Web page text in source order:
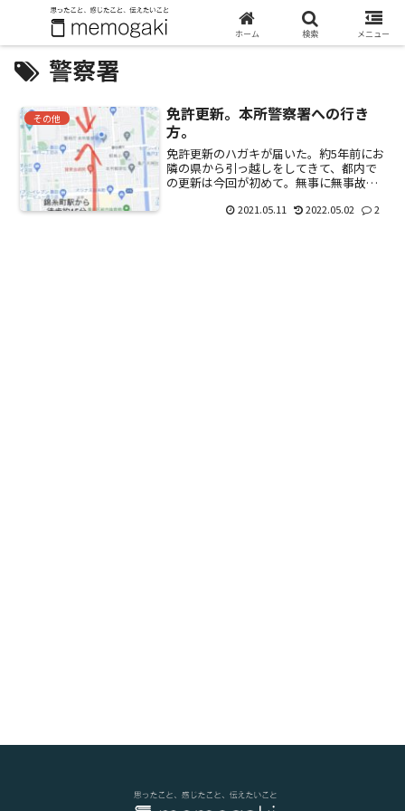
警察署
その他
免許更新。本所警察署への行き
方。
免許更新のハガキが届いた。約5年前にお
隣の県から引っ越しをしてきて、都内で
の更新は今回が初めて。無事に無事故・
となり、警察署で更新ができる。本所警
2021.05.11 2022.05.02 2
ホーム 検索 メニュー